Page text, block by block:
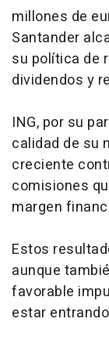
millones de
Santander
su política de
dividendos y
ING, por su
calidad de su
creciente
comisiones
margen
Estos
aunque
favorable
estar